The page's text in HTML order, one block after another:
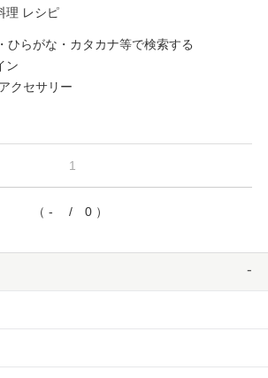
理 レシピ
ひらがな・カタカナ等で検索する
ン
クセサリー
1
（ - / 0 ）